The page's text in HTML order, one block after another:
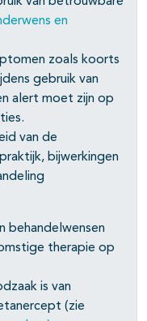
en
zoals koorts
gebruik van
alert moet zijn op
van de
bijwerkingen
behandelwensen
therapie op
is van
(zie